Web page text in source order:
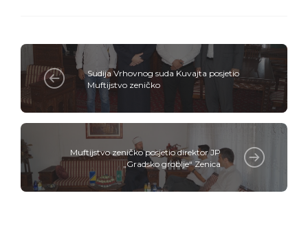
Sudija Vrhovnog suda Kuvajta posjetio
Muftijstvo zeničko
Muftijstvo zeničko posjetio direktor JP
„Gradsko groblje“ Zenica